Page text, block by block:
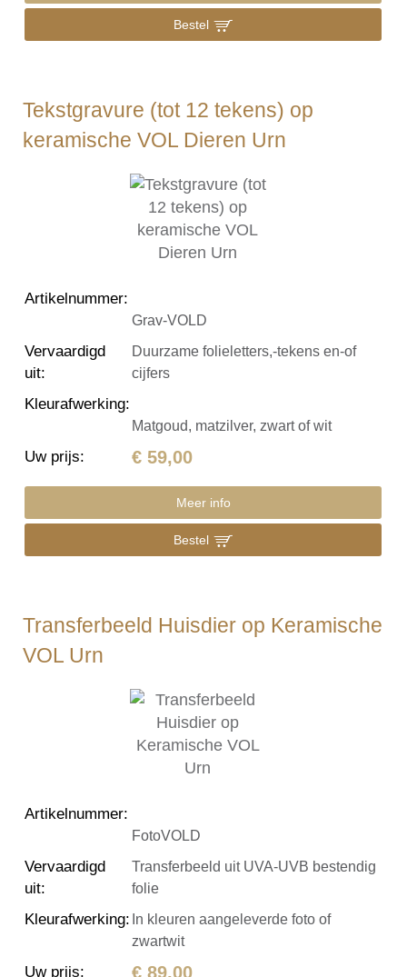
Bestel
Tekstgravure (tot 12 tekens) op
keramische VOL Dieren Urn
Artikelnummer:
Grav-VOLD
Vervaardigd
uit:
Duurzame folieletters,-tekens en-of
cijfers
Kleurafwerking:
Matgoud, matzilver, zwart of wit
Uw prijs: € 59,00
Meer info
Bestel
Transferbeeld Huisdier op Keramische
VOL Urn
Artikelnummer:
FotoVOLD
Vervaardigd
uit:
Transferbeeld uit UVA-UVB bestendig
folie
Kleurafwerking: In kleuren aangeleverde foto of
zwartwit
Uw prijs: € 89,00